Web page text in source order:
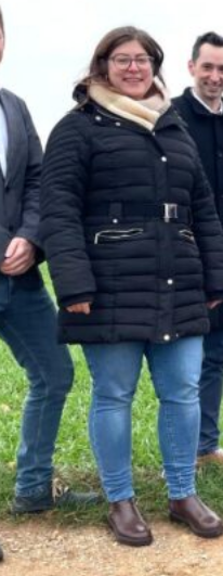
auf unsere langjährige
Windisch
Bewertungen
bis zur Fertigstellung alles
besprochen und
Bewertungen
Hat alles super geklappt!